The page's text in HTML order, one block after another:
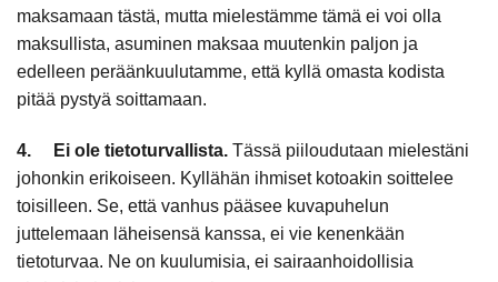
maksamaan tästä, mutta mielestämme tämä ei voi olla
maksullista, asuminen maksaa muutenkin paljon ja
edelleen peräänkuulutamme, että kyllä omasta kodista
pitää pystyä soittamaan.
4. Ei ole tietoturvallista. Tässä piiloudutaan mielestäni
johonkin erikoiseen. Kyllähän ihmiset kotoakin soittelee
toisilleen. Se, että vanhus pääsee kuvapuhelun
juttelemaan läheisensä kanssa, ei vie kenenkään
tietoturvaa. Ne on kuulumisia, ei sairaanhoidollisia